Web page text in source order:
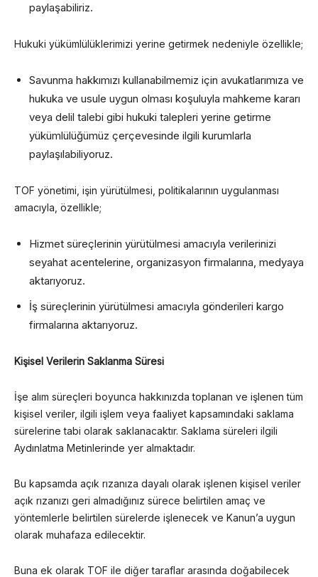
paylaşabiliriz.
Hukuki yükümlülüklerimizi yerine getirmek nedeniyle özellikle;
Savunma hakkımızı kullanabilmemiz için avukatlarımıza ve
hukuka ve usule uygun olması koşuluyla mahkeme kararı
veya delil talebi gibi hukuki talepleri yerine getirme
yükümlülüğümüz çerçevesinde ilgili kurumlarla
paylaşılabiliyoruz.
TOF yönetimi, işin yürütülmesi, politikalarının uygulanması
amacıyla, özellikle;
Hizmet süreçlerinin yürütülmesi amacıyla verilerinizi
seyahat acentelerine, organizasyon firmalarına, medyaya
aktarıyoruz.
İş süreçlerinin yürütülmesi amacıyla gönderileri kargo
firmalarına aktarıyoruz.
Kişisel Verilerin Saklanma Süresi
İşe alım süreçleri boyunca hakkınızda toplanan ve işlenen tüm
kişisel veriler, ilgili işlem veya faaliyet kapsamındaki saklama
sürelerine tabi olarak saklanacaktır. Saklama süreleri ilgili
Aydınlatma Metinlerinde yer almaktadır.
Bu kapsamda açık rızanıza dayalı olarak işlenen kişisel veriler
açık rızanızı geri almadığınız sürece belirtilen amaç ve
yöntemlerle belirtilen sürelerde işlenecek ve Kanun’a uygun
olarak muhafaza edilecektir.
Buna ek olarak TOF ile diğer taraflar arasında doğabilecek